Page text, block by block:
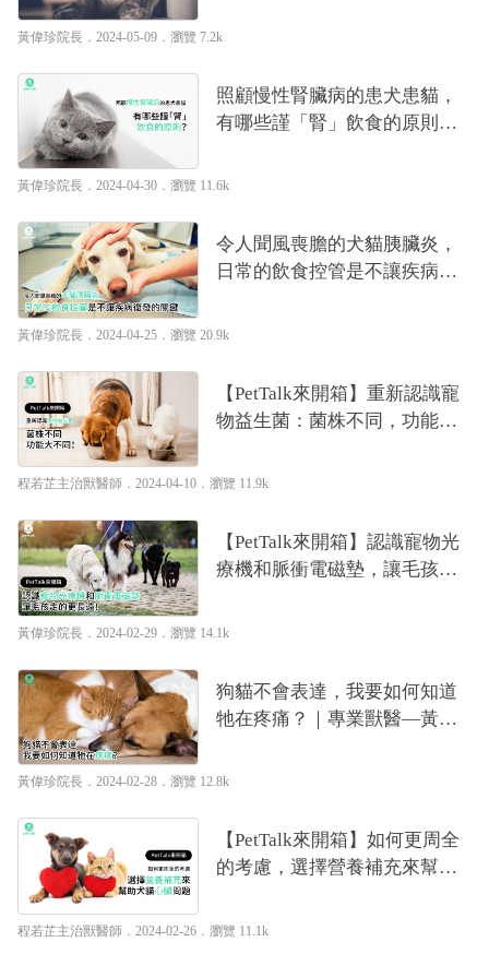
黃偉珍院長 ．2024-05-09． 瀏覽 7.2k
照顧慢性腎臟病的患犬患貓，
有哪些謹「腎」飲食的原則？
黃偉珍院長 ．2024-04-30． 瀏覽 11.6k
令人聞風喪膽的犬貓胰臟炎，
日常的飲食控管是不讓疾病復
黃偉珍院長 ．2024-04-25． 瀏覽 20.9k
【PetTalk來開箱】重新認識寵
物益生菌：菌株不同，功能大
程若芷主治獸醫師 ．2024-04-10． 瀏覽 11.9k
【PetTalk來開箱】認識寵物光
療機和脈衝電磁墊，讓毛孩走
珍
黃偉珍院長 ．2024-02-29． 瀏覽 14.1k
狗貓不會表達，我要如何知道
牠在疼痛？｜專業獸醫—黃偉
黃偉珍院長 ．2024-02-28． 瀏覽 12.8k
【PetTalk來開箱】如何更周全
的考慮，選擇營養補充來幫助
若芷
程若芷主治獸醫師 ．2024-02-26． 瀏覽 11.1k